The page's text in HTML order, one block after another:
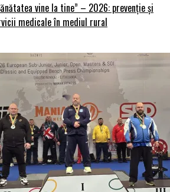
vine la tine” – 2026: prevenție și
medicale în mediul rural